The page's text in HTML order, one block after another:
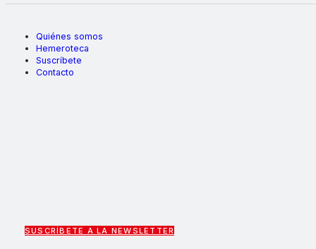
Quiénes somos
Hemeroteca
Suscríbete
Contacto
SUSCRÍBETE A LA NEWSLETTER